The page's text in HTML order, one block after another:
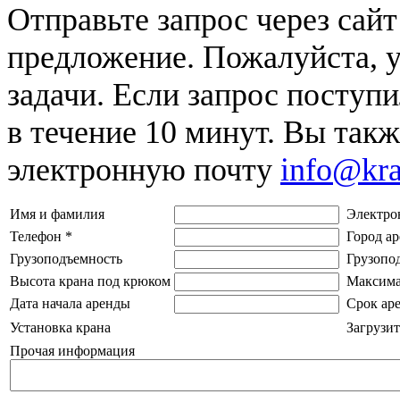
Отправьте запрос через
предложение. Пожалуйста,
задачи. Если запрос
в течение 10 минут. Вы
электронную почту
Имя и фамилия
Телефон *
Город
Грузоподъемность
Высота крана под крюком
Дата начала аренды
Срок
Установка крана
Прочая информация